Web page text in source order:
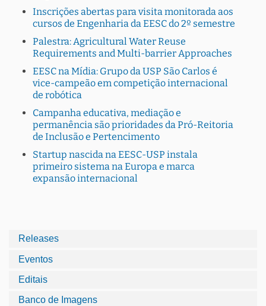
Inscrições abertas para visita monitorada aos
cursos de Engenharia da EESC do 2º semestre
Palestra: Agricultural Water Reuse
Requirements and Multi-barrier Approaches
EESC na Mídia: Grupo da USP São Carlos é
vice-campeão em competição internacional
de robótica
Campanha educativa, mediação e
permanência são prioridades da Pró-Reitoria
de Inclusão e Pertencimento
Startup nascida na EESC-USP instala
primeiro sistema na Europa e marca
expansão internacional
Releases
Eventos
Editais
Banco de Imagens